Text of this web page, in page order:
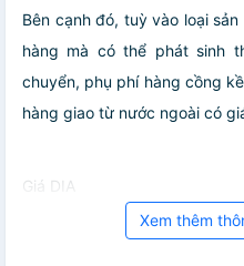
Bên cạnh đó, tuỳ vào loại
hàng mà có thể phát sinh
chuyển, phụ phí hàng cồng
hàng giao từ nước ngoài có
Giá DIA
Xem thêm